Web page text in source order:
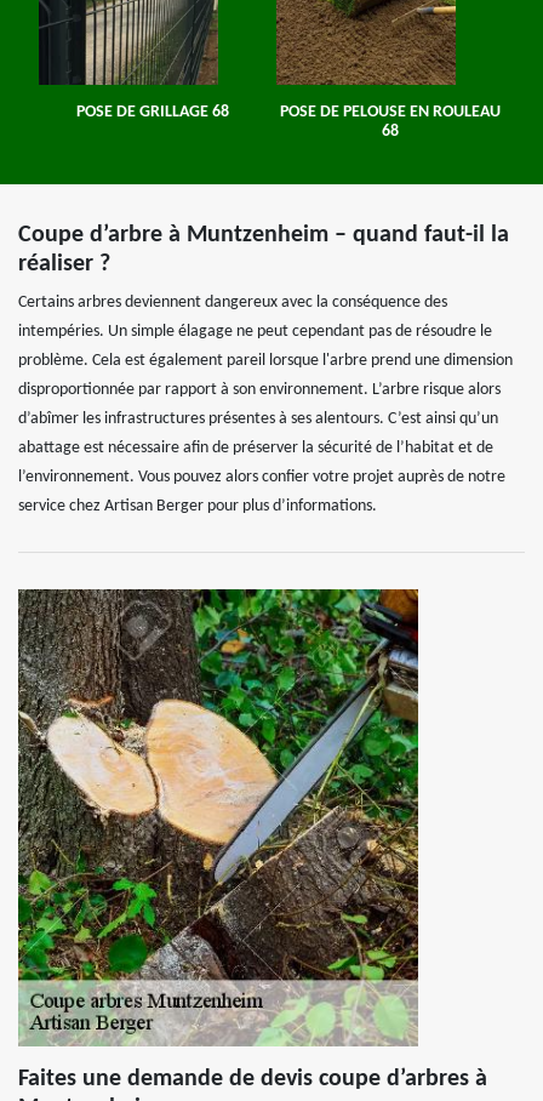
POSE DE GRILLAGE 68
POSE DE PELOUSE EN ROULEAU
68
Coupe d’arbre à Muntzenheim – quand faut-il la
réaliser ?
Certains arbres deviennent dangereux avec la conséquence des
intempéries. Un simple élagage ne peut cependant pas de résoudre le
problème. Cela est également pareil lorsque l'arbre prend une dimension
disproportionnée par rapport à son environnement. L’arbre risque alors
d’abîmer les infrastructures présentes à ses alentours. C’est ainsi qu’un
abattage est nécessaire afin de préserver la sécurité de l’habitat et de
l’environnement. Vous pouvez alors confier votre projet auprès de notre
service chez Artisan Berger pour plus d’informations.
Faites une demande de devis coupe d’arbres à